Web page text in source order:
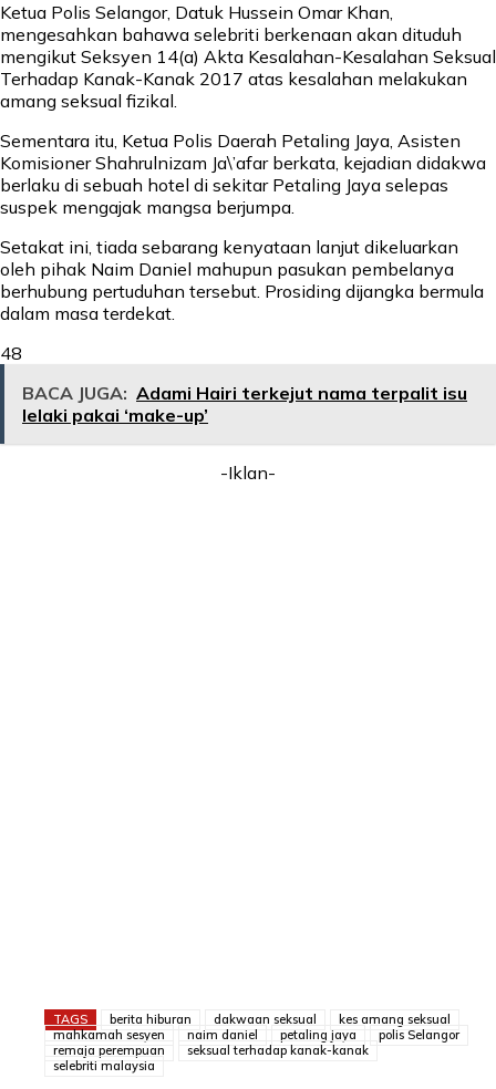
Ketua Polis Selangor, Datuk Hussein Omar Khan,
mengesahkan bahawa selebriti berkenaan akan dituduh
mengikut Seksyen 14(a) Akta Kesalahan-Kesalahan Seksual
Terhadap Kanak-Kanak 2017 atas kesalahan melakukan
amang seksual fizikal.
Sementara itu, Ketua Polis Daerah Petaling Jaya, Asisten
Komisioner Shahrulnizam Ja\’afar berkata, kejadian didakwa
berlaku di sebuah hotel di sekitar Petaling Jaya selepas
suspek mengajak mangsa berjumpa.
Setakat ini, tiada sebarang kenyataan lanjut dikeluarkan
oleh pihak Naim Daniel mahupun pasukan pembelanya
berhubung pertuduhan tersebut. Prosiding dijangka bermula
dalam masa terdekat.
48
BACA JUGA: Adami Hairi terkejut nama terpalit isu
lelaki pakai ‘make-up’
-Iklan-
TAGS berita hiburan dakwaan seksual
kes amang seksual
mahkamah sesyen
naim daniel petaling jaya
polis Selangor
remaja perempuan
seksual terhadap kanak-kanak
selebriti malaysia